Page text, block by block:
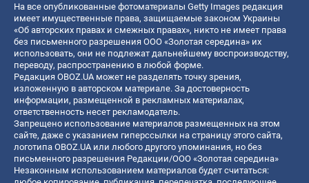
На все опубликованные фотоматериалы Getty Images редакция
имеет имущественные права, защищаемые законом Украины
«Об авторских правах и смежных правах», никто не имеет права
без письменного разрешения ООО «Золотая середина» их
использовать, они не подлежат дальнейшему воспроизводству,
переводу, распространению в любой форме.
Редакция OBOZ.UA может не разделять точку зрения,
изложенную в авторском материале. За достоверность
информации, размещенной в рекламных материалах,
ответственность несет рекламодатель.
Запрещено использование материалов размещенных на этом
сайте, даже с указанием гиперссылки на страницу этого сайта,
логотипа OBOZ.UA или любого другого упоминания, но без
письменного разрешения Редакции/ООО «Золотая середина»
Незаконным использованием материалов будет считаться: